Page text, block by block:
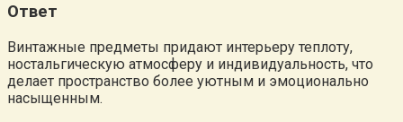
Ответ
Винтажные предметы придают интерьеру теплоту,
ностальгическую атмосферу и индивидуальность, что
делает пространство более уютным и эмоционально
насыщенным.